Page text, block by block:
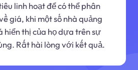
linh hoạt để có thể phân
giá, khi một số nhà quảng
hiển thị của họ dựa trên sự
Rất hài lòng với kết quả.